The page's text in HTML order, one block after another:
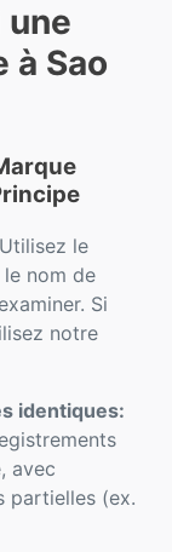
à Sao
Utilisez le
nom de
Si
notre
identiques:
avec
partielles (ex.